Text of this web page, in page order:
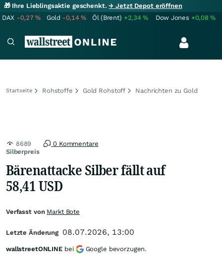
🎁 Ihre Lieblingsaktie geschenkt.→ Jetzt Depot eröffnen
DAX -0,27% Gold -0,14% Öl (Brent) +2,34% Dow Jones +0,08%
Startseite Rohstoffe Gold Rohstoff Nachrichten zu Gold
Silberpreis
8689 0 Kommentare
Bärenattacke Silber fällt auf
58,41 USD
Verfasst von Markt Bote
Letzte Änderung 08.07.2026, 13:00
wallstreetONLINE bei Google bevorzugen.